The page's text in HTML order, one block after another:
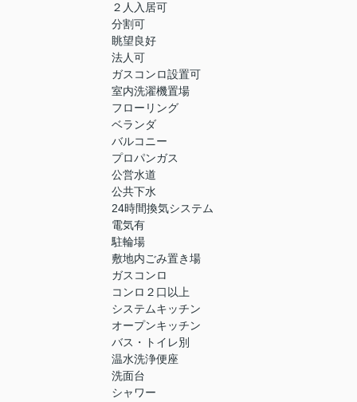
２人入居可
分割可
眺望良好
法人可
ガスコンロ設置可
室内洗濯機置場
フローリング
ベランダ
バルコニー
プロパンガス
公営水道
公共下水
24時間換気システム
電気有
駐輪場
敷地内ごみ置き場
ガスコンロ
コンロ２口以上
システムキッチン
オープンキッチン
バス・トイレ別
温水洗浄便座
洗面台
シャワー